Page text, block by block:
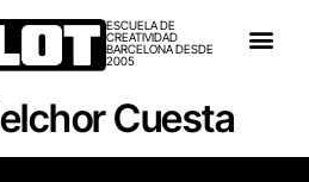
ESCUELA DE
CREATIVIDAD
BARCELONA DESDE
2005
Cuesta